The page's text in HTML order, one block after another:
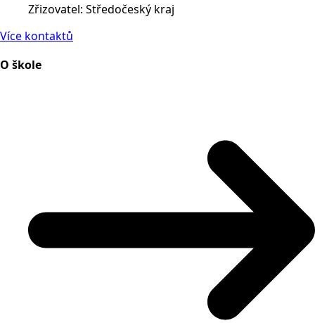
Zřizovatel: Středočeský kraj
Více kontaktů
O škole